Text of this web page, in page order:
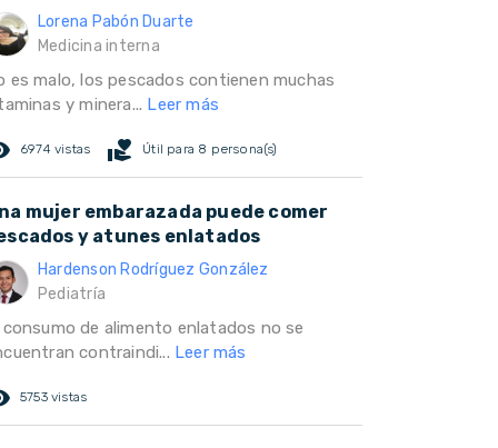
Lorena Pabón Duarte
Medicina interna
es malo, los pescados contienen muchas
y minera... Leer más
6974 vistas volunteer_activism Útil para 8 persona(s)
mujer embarazada puede comer
y atunes enlatados
Hardenson Rodríguez González
Pediatría
consumo de alimento enlatados no se
contraindi... Leer más
5753 vistas